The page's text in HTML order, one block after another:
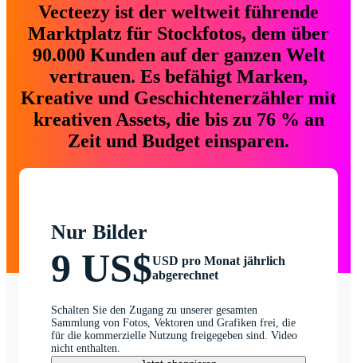
Vecteezy ist der weltweit führende
Marktplatz für Stockfotos, dem über
90.000 Kunden auf der ganzen Welt
vertrauen. Es befähigt Marken,
Kreative und Geschichtenerzähler mit
kreativen Assets, die bis zu 76 % an
Zeit und Budget einsparen.
Nur Bilder
9 US$USD pro Monat jährlich
abgerechnet
Schalten Sie den Zugang zu unserer gesamten
Sammlung von Fotos, Vektoren und Grafiken frei, die
für die kommerzielle Nutzung freigegeben sind. Video
nicht enthalten.